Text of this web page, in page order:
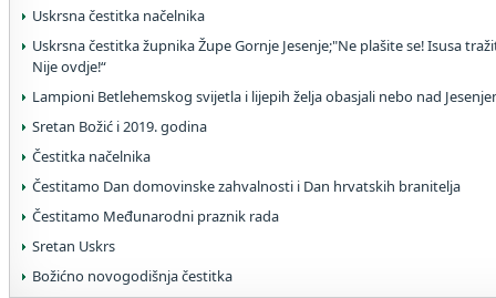
Uskrsna čestitka načelnika
Uskrsna čestitka župnika Župe Gornje Jesenje;"Ne plašite se! Isusa
Nije ovdje!“
Lampioni Betlehemskog svijetla i lijepih želja obasjali nebo nad
Sretan Božić i 2019. godina
Čestitka načelnika
Čestitamo Dan domovinske zahvalnosti i Dan hrvatskih branitelja
Čestitamo Međunarodni praznik rada
Sretan Uskrs
Božićno novogodišnja čestitka